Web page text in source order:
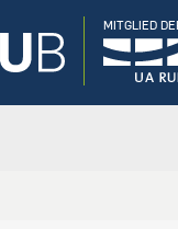
MITGLIED